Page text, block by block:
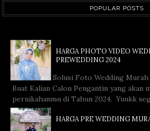
POPULAR POSTS
HARGA PHOTO VIDEO
PREWEDDING 2024
Solusi Foto Wedding
Buat Kalian Calon Pengantin yang akan
pernikahanmu di Tahun 2024. Yuukk
HARGA PRE WEDDING